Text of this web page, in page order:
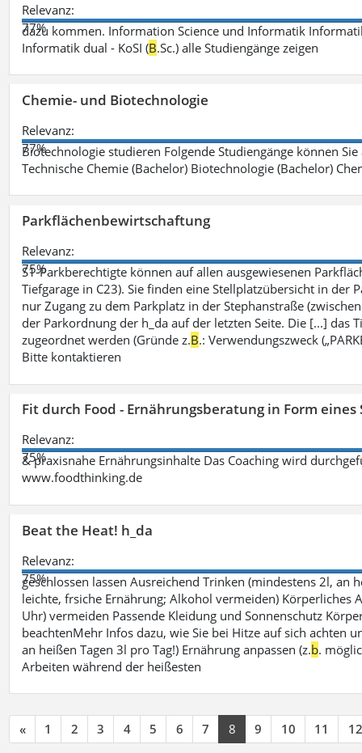
Relevanz:
77%
dazu kommen. Information Science und Informatik
Informatik dual - KoSI (B.Sc.) alle Studiengänge zeigen
Chemie- und Biotechnologie
Relevanz:
77%
Biotechnologie studieren Folgende Studiengänge können
Technische Chemie (Bachelor) Biotechnologie (Bachelor)
Parkflächenbewirtschaftung
Relevanz:
75%
S1-Parkberechtigte können auf allen ausgewiesenen
Tiefgarage in C23). Sie finden eine Stellplatzübersicht in
nur Zugang zu dem Parkplatz in der Stephanstraße
der Parkordnung der h_da auf der letzten Seite. Die [...]
zugeordnet werden (Gründe z.B.: Verwendungszweck
Bitte kontaktieren
Fit durch Food - Ernährungsberatung in Form eines
Relevanz:
75%
& praxisnahe Ernährungsinhalte Das Coaching wird
www.foodthinking.de
Beat the Heat! h_da
Relevanz:
75%
geschlossen lassen Ausreichend Trinken (mindestens 2l, an
leichte, frsiche Ernährung; Alkohol vermeiden) Körperliches
Uhr) vermeiden Passende Kleidung und Sonnenschutz
beachtenMehr Infos dazu, wie Sie bei Hitze auf sich achten
an heißen Tagen 3l pro Tag!) Ernährung anpassen (z.b.
Arbeiten während der heißesten
« 1 2 3 4 5 6 7 8 9 10 11 12